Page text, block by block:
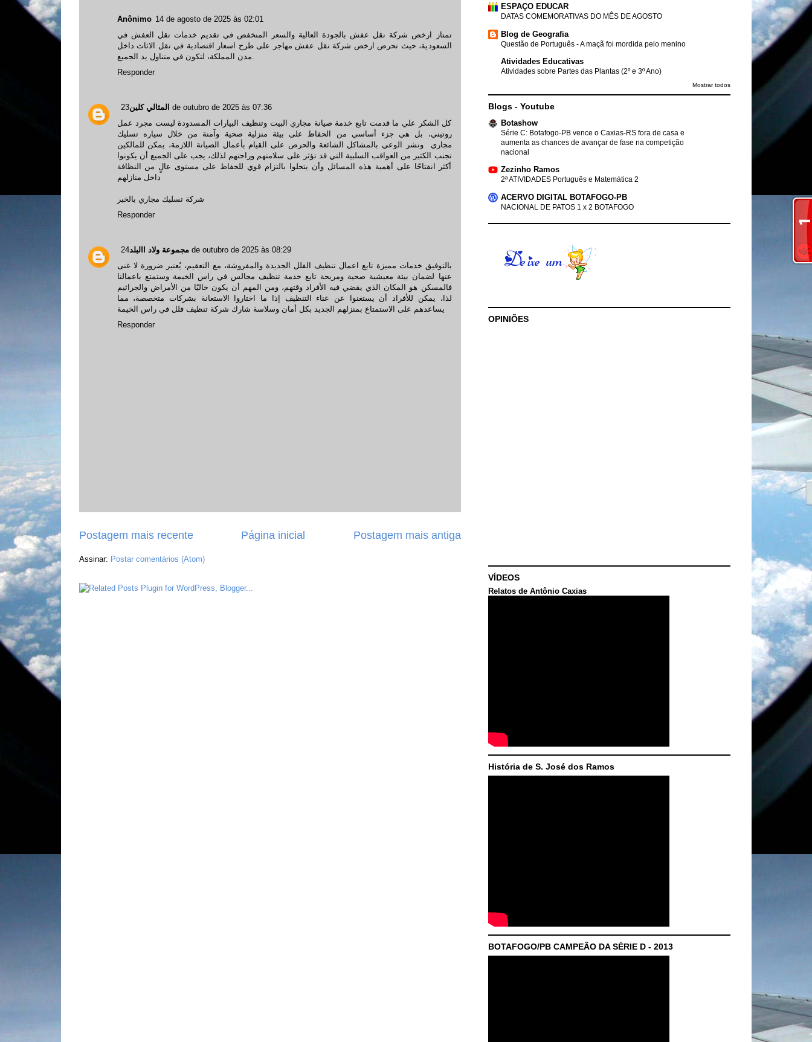
Anônimo 14 de agosto de 2025 às 02:01
تمتاز
ارخص شركة نقل عفش بالجودة العالية والسعر المنخفض في تقديم خدمات نقل العفش في
السعودية، حيث تحرص ارخص شركة نقل عفش مهاجر على طرح اسعار اقتصادية في نقل الاثاث داخل
Responder
المثالي كلين 23 de outubro de 2025 às 07:36
كل الشكر علي ما قدمت تابع خدمة صيانة مجاري البيت وتنظيف البيارات المسدودة ليست مجرد عمل
روتيني، بل هي جزء أساسي من الحفاظ على بيئة منزلية صحية وآمنة من خلال سياره تسليك
مجاري ونشر الوعي بالمشاكل الشائعة والحرص على القيام بأعمال الصيانة اللازمة، يمكن للمالكين
تجنب الكثير من العواقب السلبية التي قد تؤثر على سلامتهم وراحتهم لذلك، يجب على الجميع أن يكونوا
أكثر انفتاحًا على أهمية هذه المسائل وأن يتحلوا بالتزام قوي للحفاظ على مستوى عالٍ من النظافة
داخل منازلهم
شركة تسليك مجاري بالخبر
Responder
مجموعة ولاد االبلد24 de outubro de 2025 às 08:29
بالتوفيق خدمات مميزة تابع اعمال تنظيف الفلل الجديدة والمفروشة، مع التعقيم، يُعتبر ضرورة لا غنى
عنها لضمان بيئة معيشية صحية ومريحة تابع خدمةتنظيف مجالس في راس الخيمة وستمتع باعمالنا
فالمسكن هو المكان الذي يقضي فيه الأفراد وقتهم، ومن المهم أن يكون خاليًا من الأمراض والجراثيم
لذا، يمكن للأفراد أن يستغنوا عن عناء التنظيف إذا ما اختاروا الاستعانة بشركات متخصصة، مما
يساعدهم على الاستمتاع بمنزلهم الجديد بكل أمان وسلاسة شارك شركة تنظيف فلل في راس الخيمة
Responder
Postagem mais recente Postagem mais antiga
Página inicial
Assinar: Postar comentários (Atom)
ESPAÇO EDUCAR
DATAS COMEMORATIVAS DO MÊS DE AGOSTO
Blog de Geografia
Questão de Português - A maçã foi mordida pelo menino
Atividades Educativas
Atividades sobre Partes das Plantas (2º e 3º Ano)
Mostrar todos
Blogs - Youtube
Botashow
Série C: Botafogo-PB vence o Caxias-RS fora de casa e
aumenta as chances de avançar de fase na competição
nacional
Zezinho Ramos
2ª ATIVIDADES Português e Matemática 2
ACERVO DIGITAL BOTAFOGO-PB
NACIONAL DE PATOS 1 x 2 BOTAFOGO
OPINIÕES
VÍDEOS
Relatos de Antônio Caxias
História de S. José dos Ramos
BOTAFOGO/PB CAMPEÃO DA SÉRIE D - 2013